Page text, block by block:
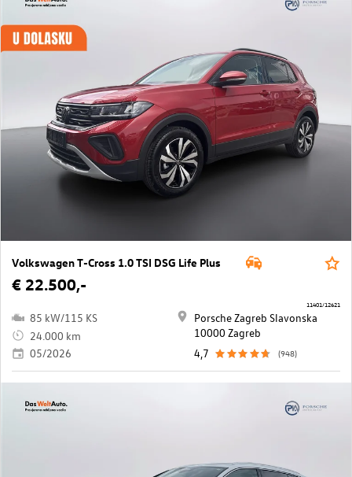
Volkswagen T-Cross 1.0 TSI DSG Life Plus
€ 22.500,-
85 kW/115 KS
24.000 km
05/2026
Porsche Zagreb Slavonska
10000 Zagreb
4,7
(948)
11401/12621